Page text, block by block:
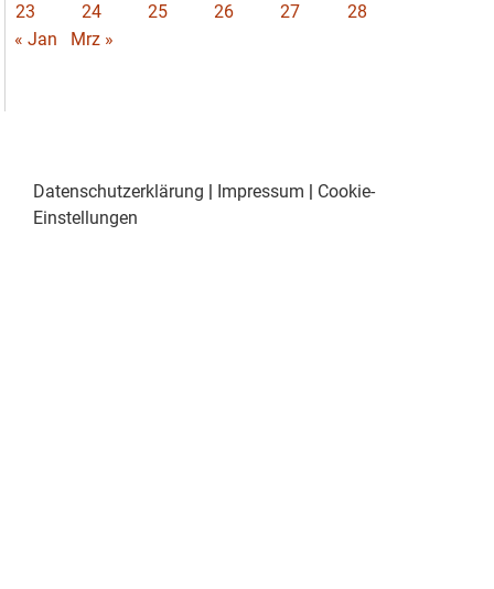
23
24 25 26 27
28
« Jan
Mrz »
Datenschutzerklärung Impressum
Cookie-
Einstellungen